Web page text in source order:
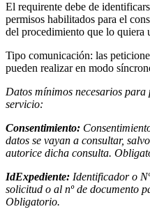
El requirente debe de
permisos habilitados para el
del procedimiento que lo quiera
Tipo comunicación: las
pueden realizar en modo
Datos mínimos necesarios
servicio:
Consentimiento:
datos se vayan a consultar,
autorice dicha consulta.
IdExpediente: Identificador o
solicitud o al nº de documento
Obligatorio.